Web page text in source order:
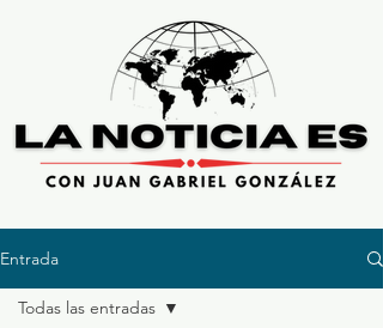
Entrada
Todas las entradas